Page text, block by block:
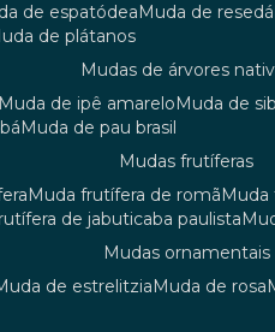
de espatódea muda de resedá
muda de plátanos
mudas de árvores
muda de ipê amarelo muda de
muda de pau brasil
mudas frutíferas
muda frutífera de romã
frutífera de jabuticaba paulista
mudas ornamentais
muda de estrelitzia muda de rosa